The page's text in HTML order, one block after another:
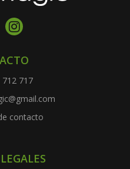
712 717
contacto